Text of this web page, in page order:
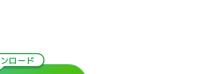
ロード